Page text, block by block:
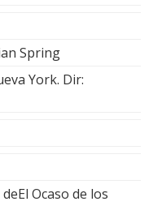
Spring
York. Dir:
Ocaso de los